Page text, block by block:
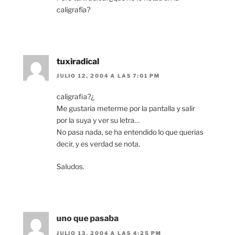
caligrafía?
tuxiradical
JULIO 12, 2004 A LAS 7:01 PM
caligrafia?¿
Me gustaria meterme por la pantalla y salir
por la suya y ver su letra…
No pasa nada, se ha entendido lo que querias
decir, y es verdad se nota.
Saludos.
uno que pasaba
JULIO 13, 2004 A LAS 4:25 PM